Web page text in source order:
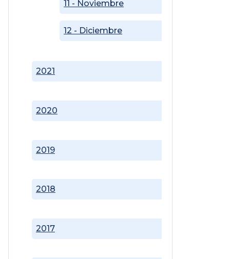
2017
2018
2019
2020
2021
11 - Noviembre
12 - Diciembre